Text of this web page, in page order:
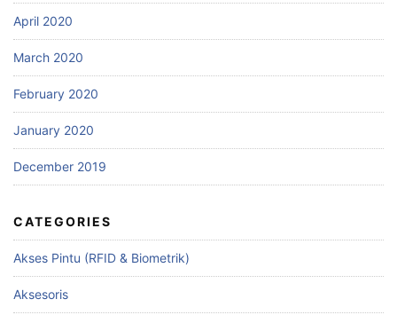
April 2020
March 2020
February 2020
January 2020
December 2019
CATEGORIES
Akses Pintu (RFID & Biometrik)
Aksesoris